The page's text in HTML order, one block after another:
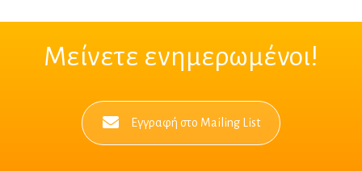
Μείνετε ενημερωμένοι!
Εγγραφή στο Mailing List